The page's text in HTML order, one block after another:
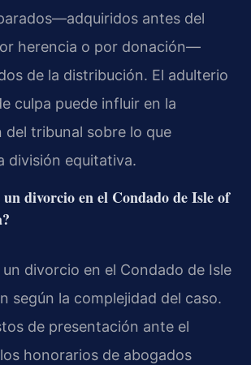
antes del
herencia o por donación—
de la distribución. El adulterio
culpa puede influir en la
del tribunal sobre lo que
división equitativa.
un divorcio en el Condado de Isle of
divorcio en el Condado de Isle
según la complejidad del caso.
de presentación ante el
honorarios de abogados